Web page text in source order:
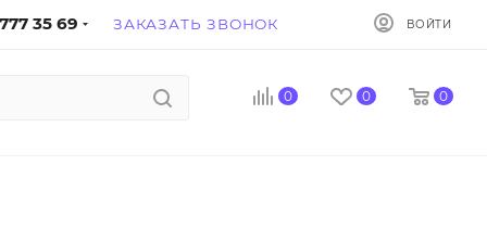
35 69 ЗАКАЗАТЬ ЗВОНОК ВОЙТИ
0 0 0